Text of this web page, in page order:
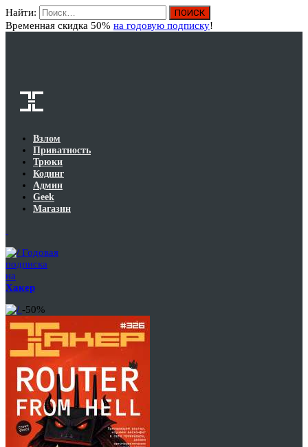
Найти:
Временная скидка 50% на годовую подписку!
Взлом
Приватность
Трюки
Кодинг
Админ
Geek
Магазин
Годовая
подписка
на
Хакер
-50%